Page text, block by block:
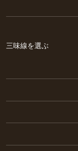
三味線を選ぶ